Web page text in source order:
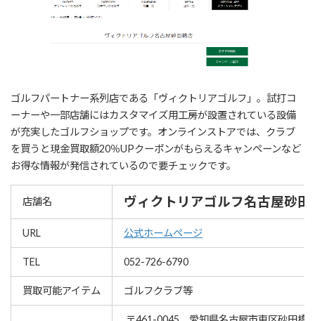
ゴルフパートナー系列店である「ヴィクトリアゴルフ」。試打コ
ーナーや一部店舗にはカスタマイズ用工房が設置されている設備
が充実したゴルフショップです。オンラインストアでは、クラブ
を買うと現金買取額20％UPクーポンがもらえるキャンペーンなど
お得な情報が発信されているので要チェックです。
店舗名 ヴィクトリアゴルフ名古屋砂田
URL 公式ホームページ
TEL 052-726-6790
買取可能アイテム ゴルフクラブ等